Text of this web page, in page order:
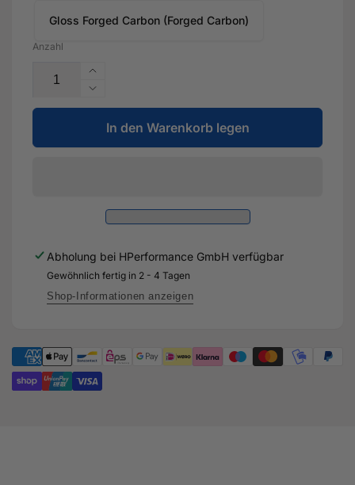
Gloss Forged Carbon (Forged Carbon)
Anzahl
Erhöhe
die
Menge
für
Dry
für
Audi
8S
Verringere
die
Menge
für
Ersatz
für
TTRS
8S
In den Warenkorb legen
Abholung bei HPerformance GmbH verfügbar
Gewöhnlich fertig in 2 - 4 Tagen
Shop-Informationen anzeigen